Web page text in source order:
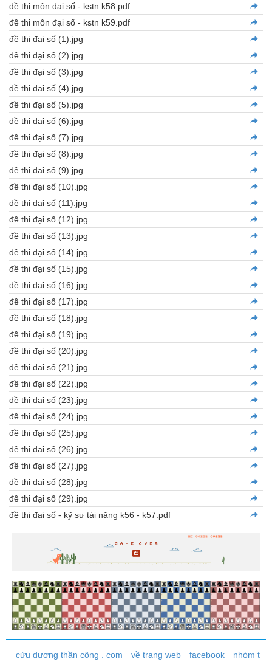
đề thi môn đại số - kstn k58.pdf
đề thi môn đại số - kstn k59.pdf
đề thi đại số (1).jpg
đề thi đại số (2).jpg
đề thi đại số (3).jpg
đề thi đại số (4).jpg
đề thi đại số (5).jpg
đề thi đại số (6).jpg
đề thi đại số (7).jpg
đề thi đại số (8).jpg
đề thi đại số (9).jpg
đề thi đại số (10).jpg
đề thi đại số (11).jpg
đề thi đại số (12).jpg
đề thi đại số (13).jpg
đề thi đại số (14).jpg
đề thi đại số (15).jpg
đề thi đại số (16).jpg
đề thi đại số (17).jpg
đề thi đại số (18).jpg
đề thi đại số (19).jpg
đề thi đại số (20).jpg
đề thi đại số (21).jpg
đề thi đại số (22).jpg
đề thi đại số (23).jpg
đề thi đại số (24).jpg
đề thi đại số (25).jpg
đề thi đại số (26).jpg
đề thi đại số (27).jpg
đề thi đại số (28).jpg
đề thi đại số (29).jpg
đề thi đại số - kỹ sư tài năng k56 - k57.pdf
cửu dương thần công . com về trang web facebook nhóm t